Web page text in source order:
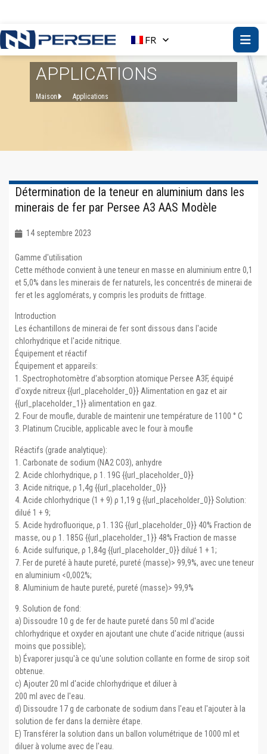
FR
APPLICATIONS
Maison Applications
Détermination de la teneur en aluminium dans les
minerais de fer par Persee A3 AAS Modèle
14 septembre 2023
Gamme d'utilisation
Cette méthode convient à une teneur en masse en aluminium entre 0,1
et 5,0% dans les minerais de fer naturels, les concentrés de minerai de
fer et les agglomérats, y compris les produits de frittage.
Introduction
Les échantillons de minerai de fer sont dissous dans l'acide
chlorhydrique et l'acide nitrique.
Équipement et réactif
Équipement et appareils:
1. Spectrophotomètre d'absorption atomique Persee A3F, équipé
d'oxyde nitreux {{url_placeholder_0}} Alimentation en gaz et air
{{url_placeholder_1}} alimentation en gaz.
2. Four de moufle, durable de maintenir une température de 1100 ° C
3. Platinum Crucible, applicable avec le four à moufle
Réactifs (grade analytique):
1. Carbonate de sodium (NA2 CO3), anhydre
2. Acide chlorhydrique, ρ 1. 19G {{url_placeholder_0}}
3. Acide nitrique, ρ 1,4g {{url_placeholder_0}}
4. Acide chlorhydrique (1 + 9) ρ 1,19 g {{url_placeholder_0}} Solution:
dilué 1 + 9;
5. Acide hydrofluorique, ρ 1. 13G {{url_placeholder_0}} 40% Fraction de
masse, ou ρ 1. 185G {{url_placeholder_1}} 48% Fraction de masse
6. Acide sulfurique, ρ 1,84g {{url_placeholder_0}} dilué 1 + 1;
7. Fer de pureté à haute pureté, pureté (masse)> 99,9%, avec une teneur
en aluminium <0,002%;
8. Aluminium de haute pureté, pureté (masse)> 99,9%
9. Solution de fond:
a) Dissoudre 10 g de fer de haute pureté dans 50 ml d'acide
chlorhydrique et oxyder en ajoutant une chute d'acide nitrique (aussi
moins que possible);
b) Évaporer jusqu'à ce qu'une solution collante en forme de sirop soit
obtenue.
c) Ajouter 20 ml d'acide chlorhydrique et diluer à
200 ml avec de l'eau.
d) Dissoudre 17 g de carbonate de sodium dans l'eau et l'ajouter à la
solution de fer dans la dernière étape.
E) Transférer la solution dans un ballon volumétrique de 1000 ml et
diluer à volume avec de l'eau.